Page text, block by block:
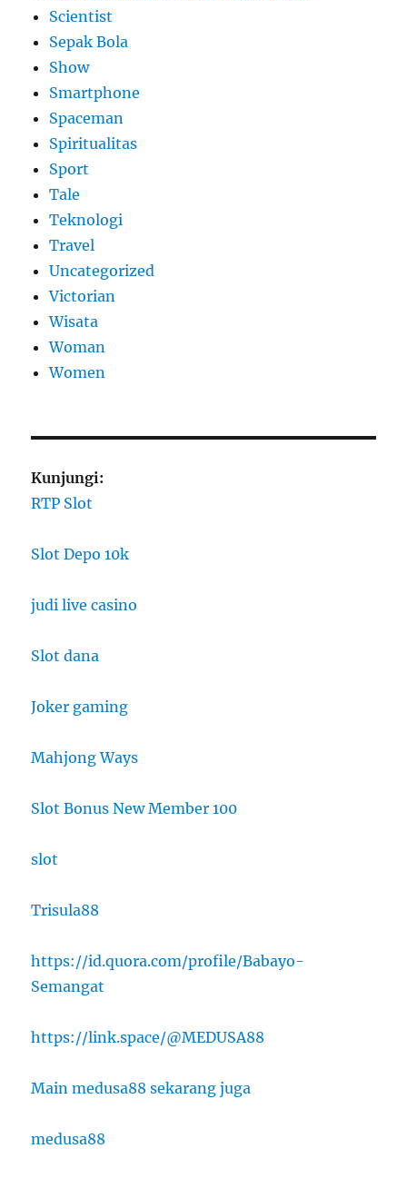
Scientist
Sepak Bola
Show
Smartphone
Spaceman
Spiritualitas
Sport
Tale
Teknologi
Travel
Uncategorized
Victorian
Wisata
Woman
Women
Kunjungi:
RTP Slot
Slot Depo 10k
judi live casino
Slot dana
Joker gaming
Mahjong Ways
Slot Bonus New Member 100
slot
Trisula88
https://id.quora.com/profile/Babayo-
Semangat
https://link.space/@MEDUSA88
Main medusa88 sekarang juga
medusa88